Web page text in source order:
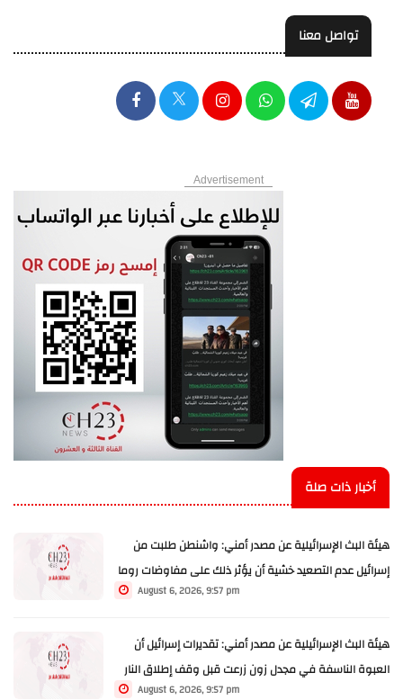
تواصل معنا
Advertisement
أخبار ذات صلة
هيئة البث الإسرائيلية عن مصدر أمني: واشنطن طلبت من
إسرائيل عدم التصعيد خشية أن يؤثر ذلك على مفاوضات روما
August 6, 2026, 9:57 pm
هيئة البث الإسرائيلية عن مصدر أمني: تقديرات إسرائيل أن
العبوة الناسفة في مجدل زون زرعت قبل وقف إطلاق النار
August 6, 2026, 9:57 pm